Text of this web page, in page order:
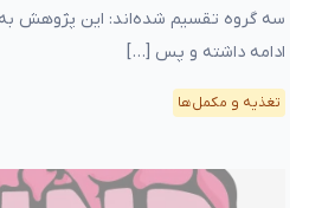
ادامه داشته و پس […]
تغذیه و مکمل‌ها